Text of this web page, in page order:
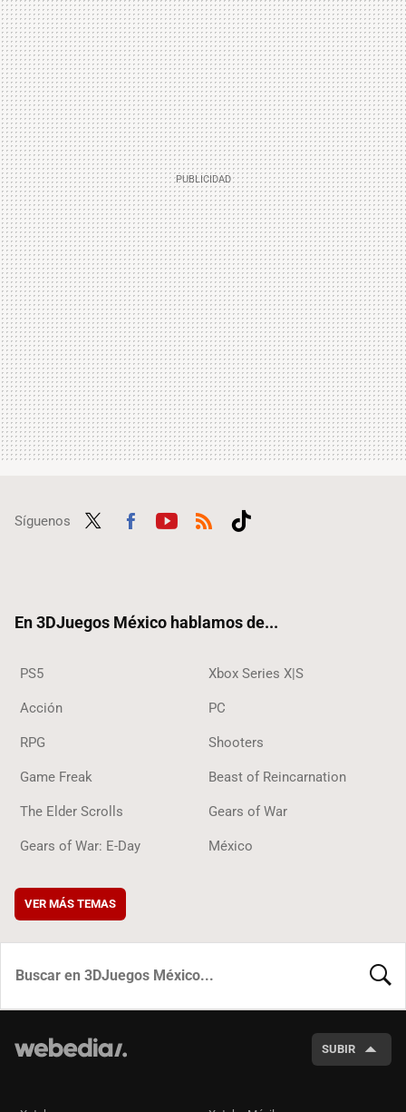
Síguenos
En 3DJuegos México hablamos de...
PS5 Xbox Series X|S
Acción PC
RPG Shooters
Game Freak Beast of Reincarnation
The Elder Scrolls Gears of War
Gears of War: E-Day México
VER MÁS TEMAS
SUBIR